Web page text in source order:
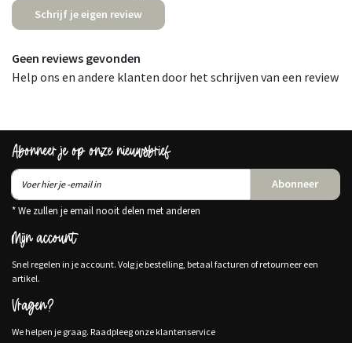
Schrijf je eigen review
Geen reviews gevonden
Help ons en andere klanten door het schrijven van een review
Abonneer je op onze nieuwsbrief
Abonneer
* We zullen je email nooit delen met anderen
Mijn account
Snel regelen in je account. Volg je bestelling, betaal facturen of retourneer een
artikel.
Vragen?
We helpen je graag. Raadpleeg onze klantenservice